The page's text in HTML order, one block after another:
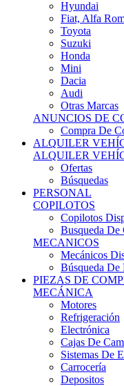
Toyota
Suzuki
Honda
Mini
Dacia
Audi
Otras Marcas
ANUNCIOS DE
Compra De
ALQUILER
ALQUILER
Ofertas
Búsquedas
PERSONAL
COPILOTOS
Copilotos
Busqueda De
MECANICOS
Mecánicos
Búsqueda De
PIEZAS DE
MECÁNICA
Motores
Refrigeración
Electrónica
Cajas De
Sistemas De
Carrocería
Depositos
Suspensiones